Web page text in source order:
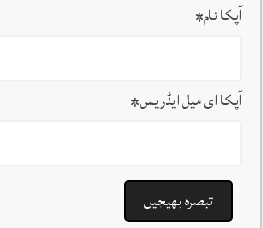
آپکا نام*
آپکا ای میل ایڈریس*